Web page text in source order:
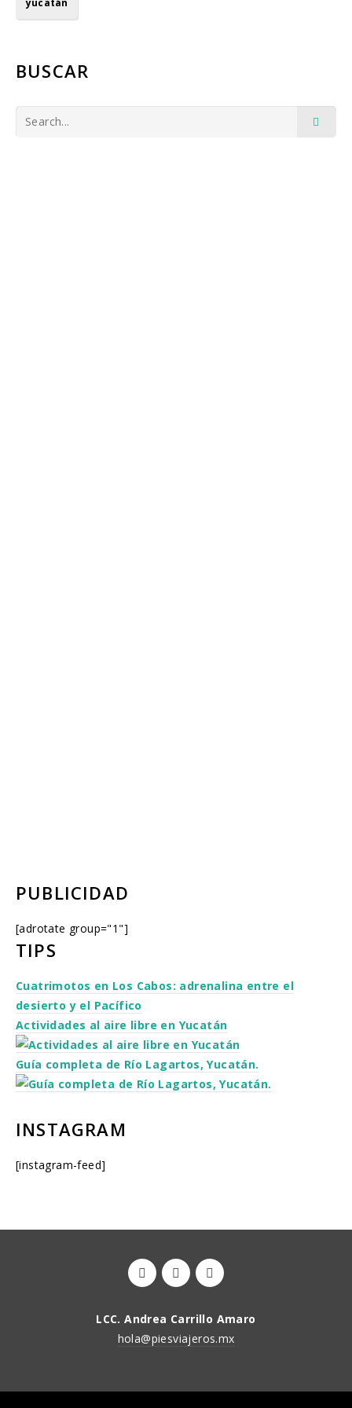
yucatán
BUSCAR
PUBLICIDAD
[adrotate group="1"]
TIPS
Cuatrimotos en Los Cabos: adrenalina entre el
desierto y el Pacífico
Actividades al aire libre en Yucatán
Guía completa de Río Lagartos, Yucatán.
INSTAGRAM
[instagram-feed]
LCC. Andrea Carrillo Amaro
hola@piesviajeros.mx